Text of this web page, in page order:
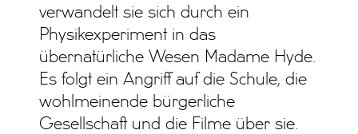
verwandelt sie sich durch ein
Physikexperiment in das
übernatürliche Wesen Madame Hyde.
Es folgt ein Angriff auf die Schule, die
wohlmeinende bürgerliche
Gesellschaft und die Filme über sie.